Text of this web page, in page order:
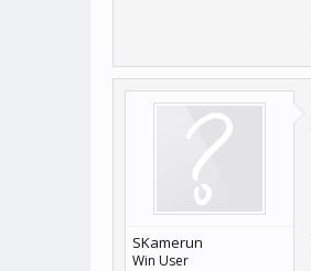
SKamerun
Win User